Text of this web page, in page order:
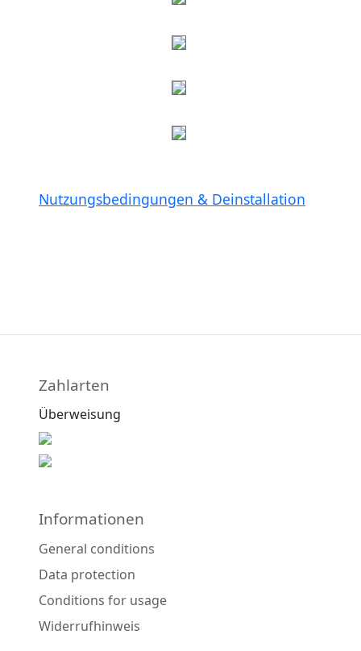
Nutzungsbedingungen & Deinstallation
Zahlarten
Überweisung
Informationen
General conditions
Data protection
Conditions for usage
Widerrufhinweis